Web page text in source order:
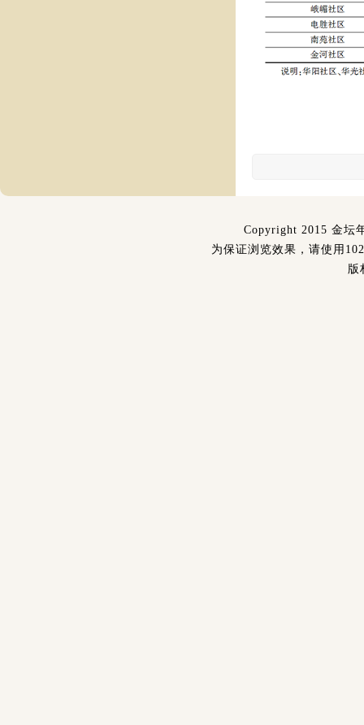
Copyright 2015 金坛
为保证浏览效果，请使用
版